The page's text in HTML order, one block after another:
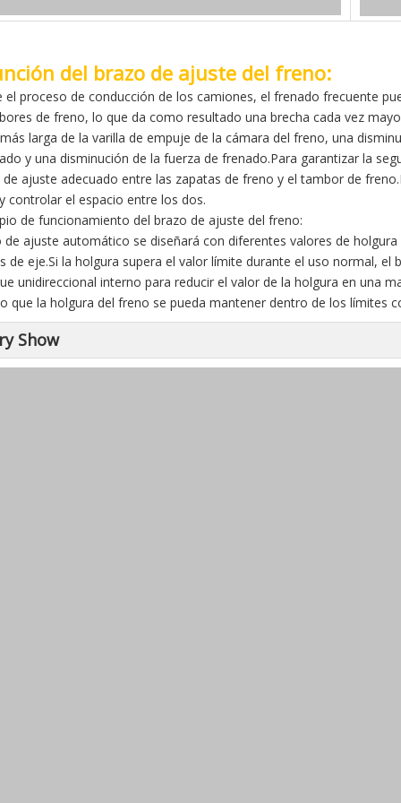
del brazo de ajuste del freno:
el proceso de conducción de los camiones, el frenado frecuente
de freno, lo que da como resultado una brecha cada vez
larga de la varilla de empuje de la cámara del freno, una
y una disminución de la fuerza de frenado.Para garantizar la
de ajuste adecuado entre las zapatas de freno y el tambor de
controlar el espacio entre los dos.
de funcionamiento del brazo de ajuste del freno:
de ajuste automático se diseñará con diferentes valores de
de eje.Si la holgura supera el valor límite durante el uso normal,
unidireccional interno para reducir el valor de la holgura en una
que la holgura del freno se pueda mantener dentro de los límites
Show